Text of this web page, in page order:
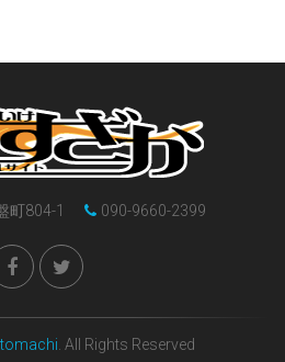
町804-1 090-9660-2399
. All Rights Reserved